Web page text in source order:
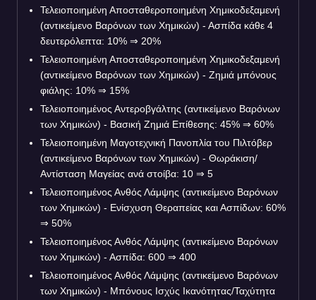
Τελειοποιημένη Αποσταθεροποιημένη Χημικοδεξαμενή
(αντικείμενο Βαρόνων των Χημικών) - Ασπίδα κάθε 4
δευτερόλεπτα: 10% ⇒ 20%
Τελειοποιημένη Αποσταθεροποιημένη Χημικοδεξαμενή
(αντικείμενο Βαρόνων των Χημικών) - Ζημιά μπόνους
φιάλης: 10% ⇒ 15%
Τελειοποιημένος Αντεροβγάλτης (αντικείμενο Βαρόνων
των Χημικών) - Βασική Ζημιά Επίθεσης: 45% ⇒ 60%
Τελειοποιημένη Μαγοτεχνική Πανοπλία του Πιλτόβερ
(αντικείμενο Βαρόνων των Χημικών) - Θωράκιση/
Αντίσταση Μαγείας ανά στοίβα: 10 ⇒ 5
Τελειοποιημένος Ανθός Λάμψης (αντικείμενο Βαρόνων
των Χημικών) - Ενίσχυση Θεραπείας και Ασπίδων: 60%
⇒ 50%
Τελειοποιημένος Ανθός Λάμψης (αντικείμενο Βαρόνων
των Χημικών) - Ασπίδα: 600 ⇒ 400
Τελειοποιημένος Ανθός Λάμψης (αντικείμενο Βαρόνων
των Χημικών) - Μπόνους Ισχύς Ικανότητας/Ταχύτητα